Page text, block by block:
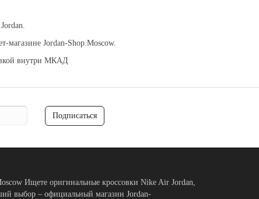
магазине Jordan-Shop.Moscow.
внутри МКАД
Подписаться
Ищете оригинальные кроссовки Nike Air Jordan,
выбор – официальный магазин Jordan-